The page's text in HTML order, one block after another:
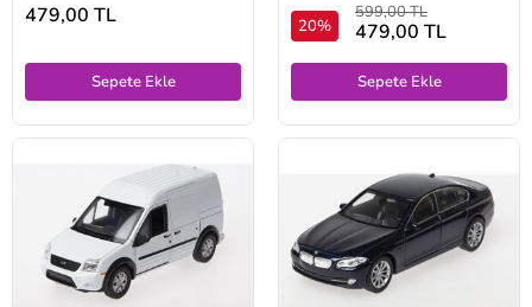
479,00 TL
Sepete Ekle
20%
599,00 TL
479,00 TL
Sepete Ekle